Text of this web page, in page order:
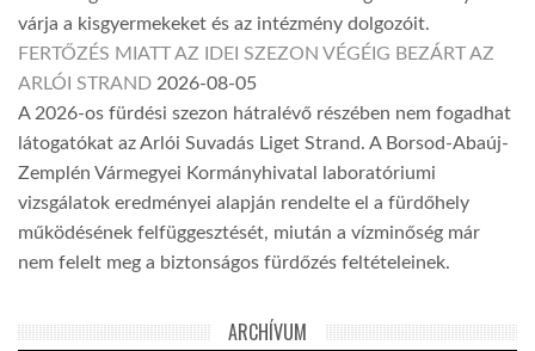
várja a kisgyermekeket és az intézmény dolgozóit.
FERTŐZÉS MIATT AZ IDEI SZEZON VÉGÉIG BEZÁRT AZ
ARLÓI STRAND 2026-08-05
A 2026-os fürdési szezon hátralévő részében nem fogadhat
látogatókat az Arlói Suvadás Liget Strand. A Borsod-Abaúj-
Zemplén Vármegyei Kormányhivatal laboratóriumi
vizsgálatok eredményei alapján rendelte el a fürdőhely
működésének felfüggesztését, miután a vízminőség már
nem felelt meg a biztonságos fürdőzés feltételeinek.
ARCHÍVUM